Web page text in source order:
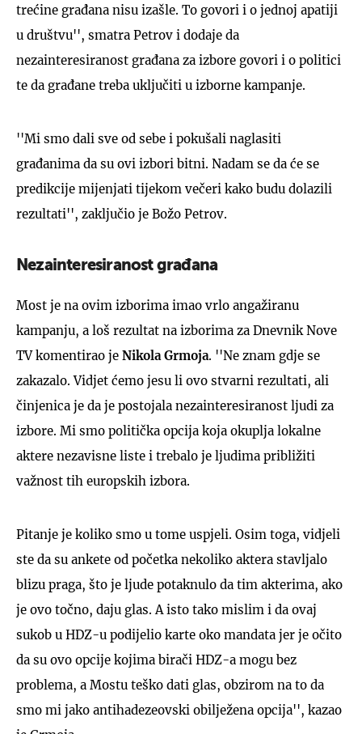
trećine građana nisu izašle. To govori i o jednoj apatiji
u društvu'', smatra Petrov i dodaje da
nezainteresiranost građana za izbore govori i o politici
te da građane treba uključiti u izborne kampanje.
''Mi smo dali sve od sebe i pokušali naglasiti
građanima da su ovi izbori bitni. Nadam se da će se
predikcije mijenjati tijekom večeri kako budu dolazili
rezultati'', zaključio je Božo Petrov.
Nezainteresiranost građana
Most je na ovim izborima imao vrlo angažiranu
kampanju, a loš rezultat na izborima za Dnevnik Nove
TV komentirao je Nikola Grmoja. ''Ne znam gdje se
zakazalo. Vidjet ćemo jesu li ovo stvarni rezultati, ali
činjenica je da je postojala nezainteresiranost ljudi za
izbore. Mi smo politička opcija koja okuplja lokalne
aktere nezavisne liste i trebalo je ljudima približiti
važnost tih europskih izbora.
Pitanje je koliko smo u tome uspjeli. Osim toga, vidjeli
ste da su ankete od početka nekoliko aktera stavljalo
blizu praga, što je ljude potaknulo da tim akterima, ako
je ovo točno, daju glas. A isto tako mislim i da ovaj
sukob u HDZ-u podijelio karte oko mandata jer je očito
da su ovo opcije kojima birači HDZ-a mogu bez
problema, a Mostu teško dati glas, obzirom na to da
smo mi jako antihadezeovski obilježena opcija'', kazao